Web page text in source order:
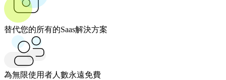
替代您的所有的Saas解決方案
為無限使用者人數永遠免費